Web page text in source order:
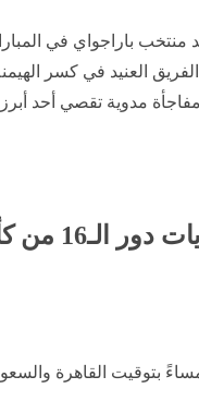
منتخب باراجواي في
العنيد في كسر
مفاجأة مدوية تقصي أحد
مواعيد مباريات